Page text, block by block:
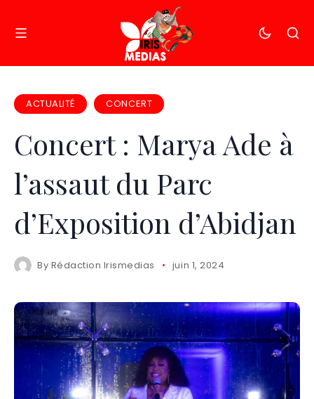
ACTUALITÉ CONCERT
Concert : Marya Ade à
l’assaut du Parc
d’Exposition d’Abidjan
By Rédaction Irismedias juin 1, 2024